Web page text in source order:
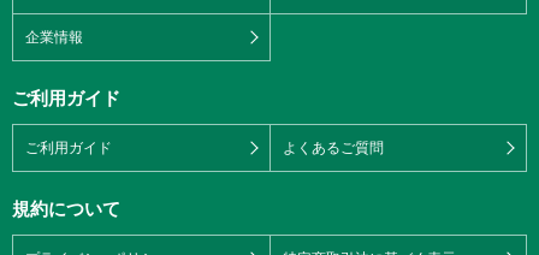
企業情報
ご利用ガイド
ご利用ガイド よくあるご質問
規約について